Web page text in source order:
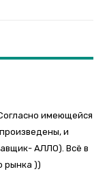
имеющейся
и
АЛЛО). Всё в
рынка ))